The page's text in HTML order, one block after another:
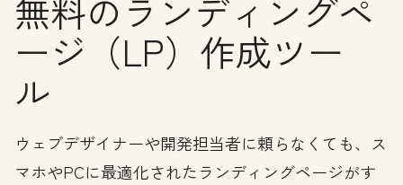
無料のランディングペ
ージ（LP）作成ツー
ル
ウェブデザイナーや開発担当者に頼らなくても、ス
マホやPCに最適化されたランディングページがす